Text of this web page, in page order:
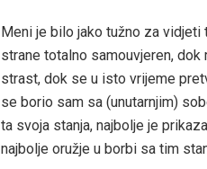
Meni je bilo jako tužno za vidjeti
strane totalno samouvjeren,
strast, dok se u isto vrijeme
se borio sam sa (unutarnjim)
ta svoja stanja, najbolje je
najbolje oružje u borbi sa tim